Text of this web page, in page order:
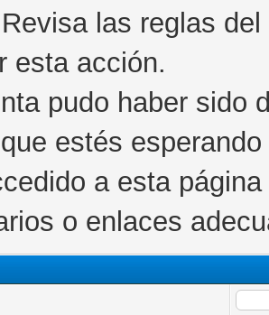
las reglas
esta acción.
pudo haber sido
estés
a esta
o enlaces